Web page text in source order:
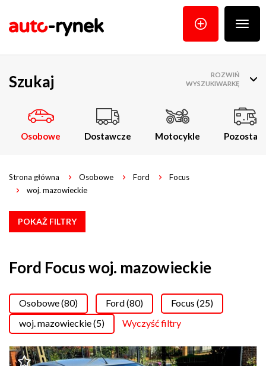
menu
Szukaj
Osobowe Dostawcze Motocykle Pozostałe
ROZWIŃ
WYSZUKIWARKĘ
Strona główna Osobowe Ford
Focus
woj. mazowieckie
POKAŻ FILTRY
Ford Focus woj. mazowieckie
Osobowe (80) Ford (80)
Focus (25)
woj. mazowieckie (5)
Wyczyść filtry